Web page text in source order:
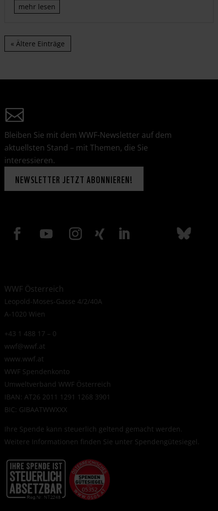
mehr lesen
« Ältere Einträge
Bleiben Sie mit dem WWF-Newsletter auf dem
aktuellsten Stand – mit Themen, die Sie
interessieren.
NEWSLETTER JETZT ABONNIEREN!
WWF Österreich
Leopold-Moses-Gasse 4/2/40A
A-1020 Wien
+43 1 488 17 – 0
wwf@wwf.at
www.wwf.at
WWF Spendenkonto
Umweltverband WWF Österreich
IBAN: AT26 2011 1291 1268 3901
BIC: GIBAATWWXXX
Ihre Spende kann steuerlich geltend gemacht werden.
Weitere Informationen finden Sie unter Spendengütesiegel